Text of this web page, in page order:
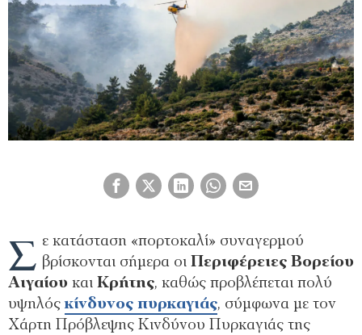
Σ ε κατάσταση «πορτοκαλί» συναγερμού
βρίσκονται σήμερα οι Περιφέρειες Βορείου
Αιγαίου και Κρήτης, καθώς προβλέπεται πολύ
υψηλόςκίνδυνος πυρκαγιάς, σύμφωνα με τον
Χάρτη Πρόβλεψης Κινδύνου Πυρκαγιάς της